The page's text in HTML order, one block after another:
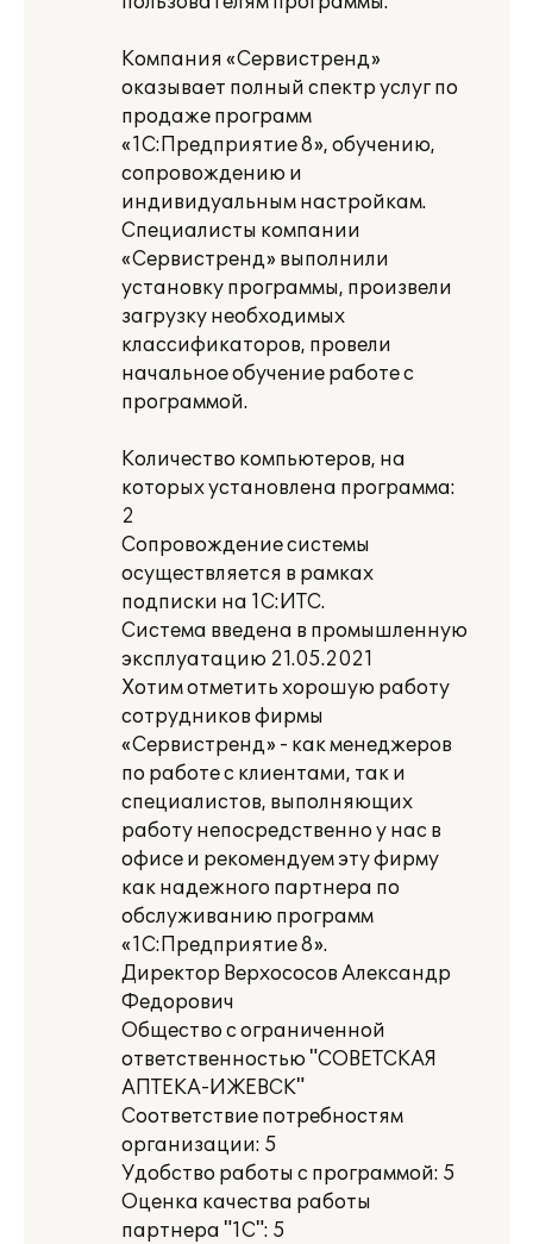
Компания «Сервистренд»
оказывает полный спектр услуг по
продаже программ
«1С:Предприятие 8», обучению,
сопровождению и
индивидуальным настройкам.
Специалисты компании
«Сервистренд» выполнили
установку программы, произвели
загрузку необходимых
классификаторов, провели
начальное обучение работе с
программой.
Количество компьютеров, на
которых установлена программа:
2
Сопровождение системы
осуществляется в рамках
подписки на 1С:ИТС.
Система введена в промышленную
эксплуатацию 21.05.2021
Хотим отметить хорошую работу
сотрудников фирмы
«Сервистренд» - как менеджеров
по работе с клиентами, так и
специалистов, выполняющих
работу непосредственно у нас в
офисе и рекомендуем эту фирму
как надежного партнера по
обслуживанию программ
«1С:Предприятие 8».
Директор Верхососов Александр
Федорович
Общество с ограниченной
ответственностью "СОВЕТСКАЯ
АПТЕКА-ИЖЕВСК"
Соответствие потребностям
организации: 5
Удобство работы с программой: 5
Оценка качества работы
партнера "1С": 5